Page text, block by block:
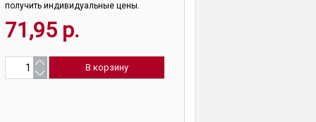
получить индивидуальные цены.
71,95 р.